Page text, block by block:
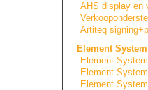
AHS display en
Artiteq
Element System
Element
Element
Element